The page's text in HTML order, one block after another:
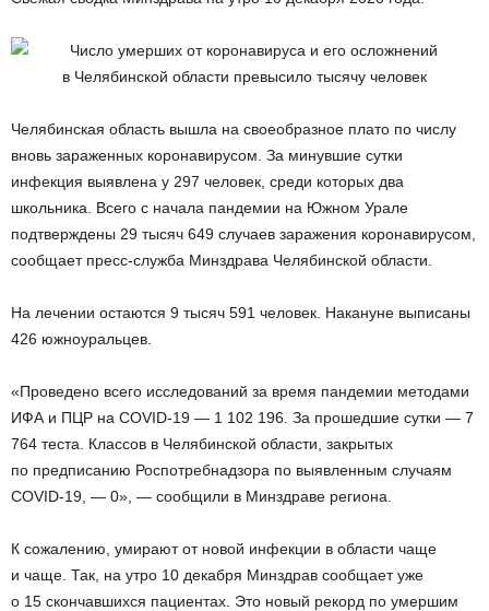
Челябинская область вышла на своеобразное плато по числу
вновь зараженных коронавирусом. За минувшие сутки
инфекция выявлена у 297 человек, среди которых два
школьника. Всего с начала пандемии на Южном Урале
подтверждены 29 тысяч 649 случаев заражения коронавирусом,
сообщает пресс-служба Минздрава Челябинской области.
На лечении остаются 9 тысяч 591 человек. Накануне выписаны
426 южноуральцев.
«Проведено всего исследований за время пандемии методами
ИФА и ПЦР на COVID-19 — 1 102 196. За прошедшие сутки — 7
764 теста. Классов в Челябинской области, закрытых
по предписанию Роспотребнадзора по выявленным случаям
COVID-19, — 0», — сообщили в Минздраве региона.
К сожалению, умирают от новой инфекции в области чаще
и чаще. Так, на утро 10 декабря Минздрав сообщает уже
о 15 скончавшихся пациентах. Это новый рекорд по умершим